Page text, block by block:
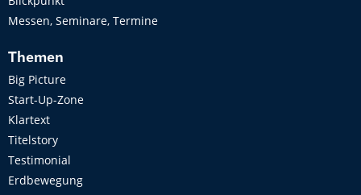
Messen, Seminare, Termine
Themen
Big Picture
Start-Up-Zone
Klartext
Titelstory
Testimonial
Erdbewegung